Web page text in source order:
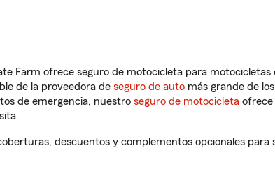
Farm ofrece seguro de motocicleta para motocicletas
de la proveedora de seguro de auto más grande de
de emergencia, nuestro seguro de motocicleta ofrece
descuentos y complementos opcionales para